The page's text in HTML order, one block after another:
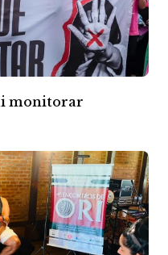
monitorar